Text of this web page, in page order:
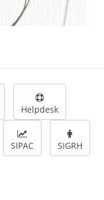
Helpdesk
SIPAC SIGRH